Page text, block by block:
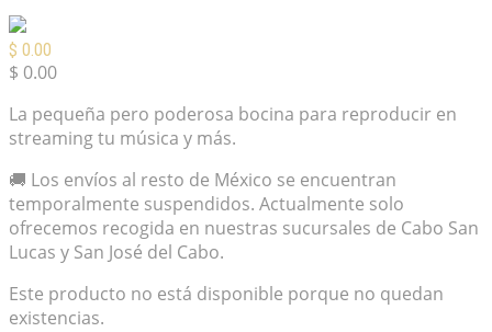
$ 0.00
$ 0.00
La pequeña pero poderosa bocina para reproducir en
streaming tu música y más.
🚚 Los envíos al resto de México se encuentran
temporalmente suspendidos. Actualmente solo
ofrecemos recogida en nuestras sucursales de Cabo San
Lucas y San José del Cabo.
Este producto no está disponible porque no quedan
existencias.